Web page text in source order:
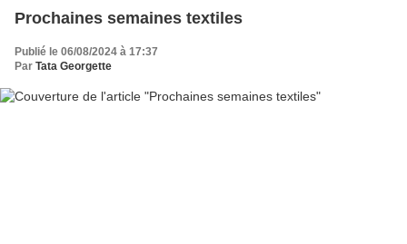
Prochaines semaines textiles
Publié le 06/08/2024 à 17:37
Par Tata Georgette